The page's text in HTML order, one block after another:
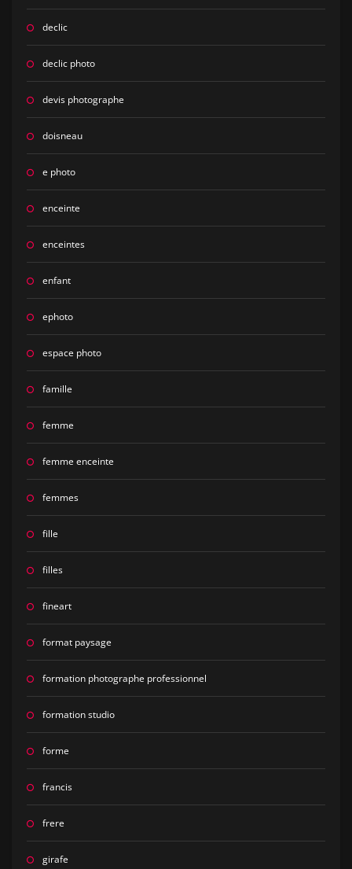
declic
declic photo
devis photographe
doisneau
e photo
enceinte
enceintes
enfant
ephoto
espace photo
famille
femme
femme enceinte
femmes
fille
filles
fineart
format paysage
formation photographe professionnel
formation studio
forme
francis
frere
girafe